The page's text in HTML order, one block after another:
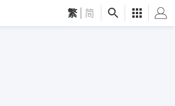
繁 简